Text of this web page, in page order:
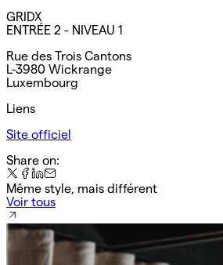
GRIDX
ENTRÉE 2 - NIVEAU 1
Rue des Trois Cantons
L-3980 Wickrange
Luxembourg
Liens
Site officiel
Share on:
Même style, mais différent
Voir tous